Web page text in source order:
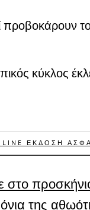
προβοκάρουν
κύκλος
ΕΚΔΟΣΗ
της